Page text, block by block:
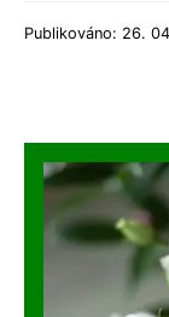
Publikováno: 26.